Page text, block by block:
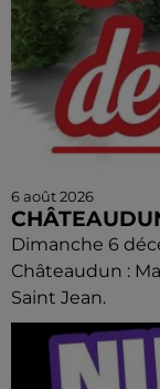
6 août 2026
Dimanche 6
Châteaudun :
Saint Jean.